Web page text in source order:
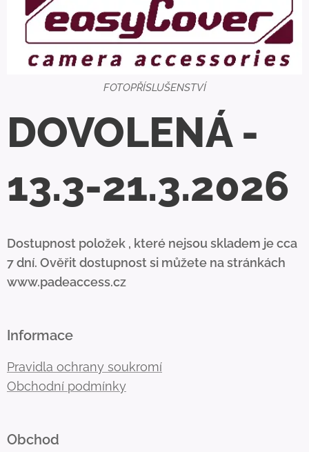
FOTOPŘÍSLUŠENSTVÍ
DOVOLENÁ -
13.3-21.3.2026
Dostupnost položek , které nejsou skladem je cca
7 dní. Ověřit dostupnost si můžete na stránkách
www.padeaccess.cz
Informace
Pravidla ochrany soukromí
Obchodní podmínky
Obchod